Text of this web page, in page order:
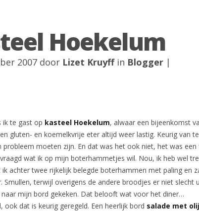
Hoekelum
2007 door Lizet Kruyffin Blogger |
ik te gast op kasteel Hoekelum, alwaar een bijeenkomst
gluten- en koemelkvrije eter altijd weer lastig. Keurig van
probleem moeten zijn. En dat was het ook niet, het was
wat ik op mijn boterhammetjes wil. Nou, ik heb wel
ik achter twee rijkelijk belegde boterhammen met paling en
Smullen, terwijl overigens de andere broodjes er niet slecht
mijn bord gekeken. Dat belooft wat voor het diner…
ook dat is keurig geregeld. Een heerlijk bord salade met